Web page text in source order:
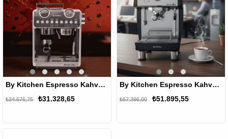
By Kitchen Espresso Kahve Makinesi
₺31.328,65
₺34.676,75
By Kitchen Espresso Kahve Makinesi
₺51.895,55
₺57.396,00